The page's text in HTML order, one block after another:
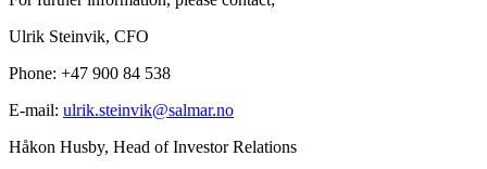
Ulrik Steinvik, CFO
Phone: +47 900 84 538
E-mail: ulrik.steinvik@salmar.no
Håkon Husby, Head of Investor Relations